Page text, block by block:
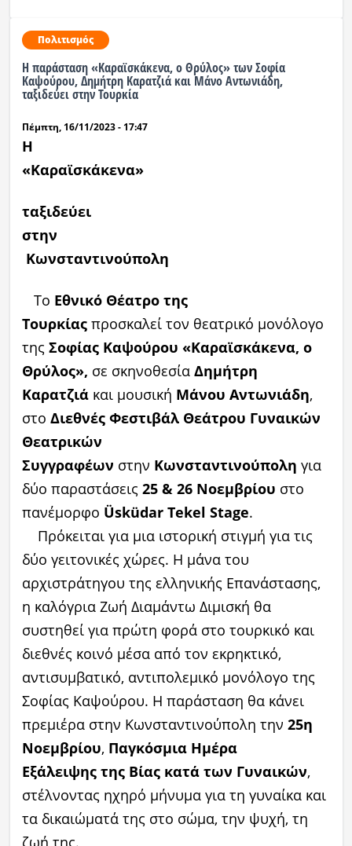
Πολιτισμός
Η παράσταση «Καραϊσκάκενα, ο Θρύλος» των Σοφία
Καψούρου, Δημήτρη Καρατζιά και Μάνο Αντωνιάδη,
ταξιδεύει στην Τουρκία
Πέμπτη, 16/11/2023 - 17:47
Η
«Καραϊσκάκενα»
ταξιδεύει
στην
Κωνσταντινούπολη
Το Εθνικό Θέατρο της
Τουρκίαςπροσκαλεί τον θεατρικό μονόλογο
της Σοφίας Καψούρου «Καραϊσκάκενα, ο
Θρύλος», σε σκηνοθεσία Δημήτρη
Καρατζιάκαι μουσική Μάνου Αντωνιάδη,
στο Διεθνές Φεστιβάλ Θεάτρου Γυναικών
Θεατρικών
Συγγραφέων στην Κωνσταντινούπολη για
δύο παραστάσεις 25 & 26 Νοεμβρίου στο
πανέμορφο Üsküdar Tekel Stage.
Πρόκειται για μια ιστορική στιγμή για τις
δύο γειτονικές χώρες. Η μάνα του
αρχιστράτηγου της ελληνικής Επανάστασης,
η καλόγρια Ζωή Διαμάντω Διμισκή θα
συστηθεί για πρώτη φορά στο τουρκικό και
διεθνές κοινό μέσα από τον εκρηκτικό,
αντισυμβατικό, αντιπολεμικό μονόλογο της
Σοφίας Καψούρου. Η παράσταση θα κάνει
πρεμιέρα στην Κωνσταντινούπολη την 25η
Νοεμβρίου, Παγκόσμια Ημέρα
Εξάλειψης της Βίας κατά των Γυναικών,
στέλνοντας ηχηρό μήνυμα για τη γυναίκα και
τα δικαιώματά της στο σώμα, την ψυχή, τη
ζωή της.